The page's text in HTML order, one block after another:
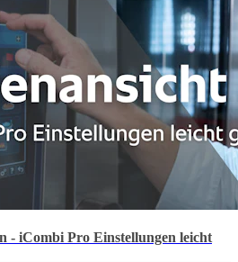
- iCombi Pro Einstellungen leicht